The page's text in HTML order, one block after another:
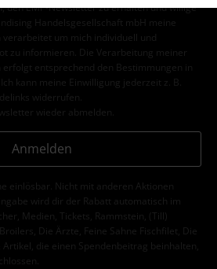
den EMP-Newsletter zu erhalten und willige
Handelsgesellschaft mbH meine
um mich individuell und
zu informieren. Die Verarbeitung meiner
entsprechend den Bestimmungen in
. Ich kann meine Einwilligung jederzeit z. B.
widerrufen.
wieder abmelden.
Anmelden
einlösbar. Nicht mit anderen Aktionen
wird dir der Rabatt automatisch im
Medien, Tickets, Rammstein, (Till)
Die Ärzte, Feine Sahne Fischfilet, Die
Artikel, die einen Spendenbeitrag beinhalten,